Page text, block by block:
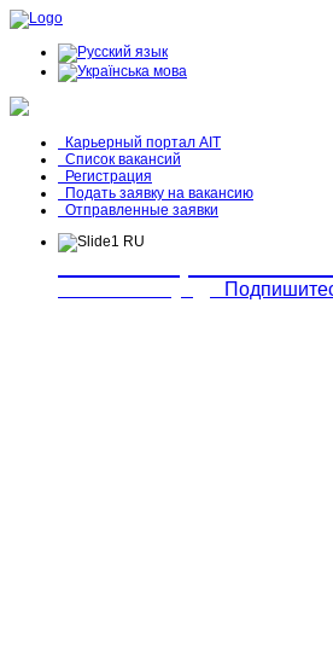
Карьерный портал AIT
Список вакансий
Регистрация
Подать заявку на вакансию
Отправленные заявки